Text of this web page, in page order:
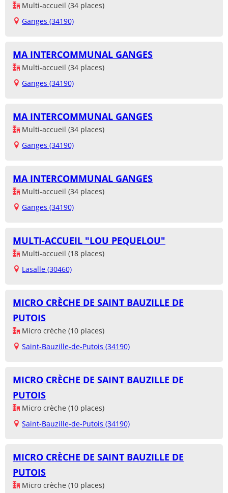
Multi-accueil (34 places)
Ganges (34190)
MA INTERCOMMUNAL GANGES
Multi-accueil (34 places)
Ganges (34190)
MA INTERCOMMUNAL GANGES
Multi-accueil (34 places)
Ganges (34190)
MA INTERCOMMUNAL GANGES
Multi-accueil (34 places)
Ganges (34190)
MULTI-ACCUEIL "LOU PEQUELOU"
Multi-accueil (18 places)
Lasalle (30460)
MICRO CRÈCHE DE SAINT BAUZILLE DE
PUTOIS
Micro crèche (10 places)
Saint-Bauzille-de-Putois (34190)
MICRO CRÈCHE DE SAINT BAUZILLE DE
PUTOIS
Micro crèche (10 places)
Saint-Bauzille-de-Putois (34190)
MICRO CRÈCHE DE SAINT BAUZILLE DE
PUTOIS
Micro crèche (10 places)